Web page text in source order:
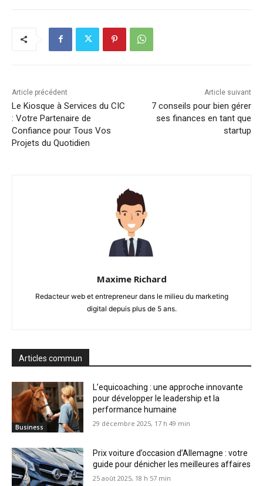
Article précédent
Le Kiosque à Services du CIC
: Votre Partenaire de
Confiance pour Tous Vos
Projets du Quotidien
Article suivant
7 conseils pour bien gérer
ses finances en tant que
startup
Maxime Richard
Redacteur web et entrepreneur dans le milieu du marketing
digital depuis plus de 5 ans.
Articles commun
Business
L’equicoaching : une approche innovante
pour développer le leadership et la
performance humaine
29 décembre 2025, 17 h 49 min
Prix voiture d’occasion d’Allemagne : votre
guide pour dénicher les meilleures affaires
25 août 2025, 18 h 57 min